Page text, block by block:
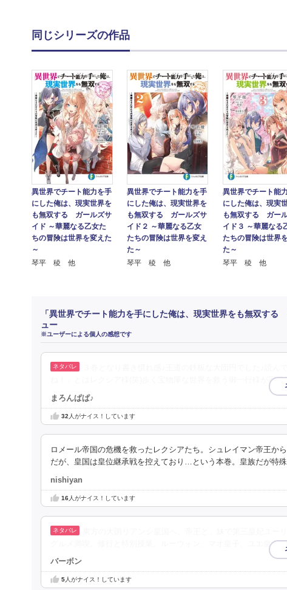
同じシリーズの作品
異世界でチート能力を手
にした俺は、現実世界を
も無双する ガールズサ
イド ～華麗なる乙女た
ちの冒険は世界を変えた
～
琴平 稜 他
異世界でチート能力を手
にした俺は、現実世界を
も無双する ガールズサ
イド２ ～華麗なる乙女
たちの冒険は世界を変え
た～
琴平 稜 他
異世界でチート能
にした俺は、現実
も無双する ガー
イド３ ～華麗なる
たちの冒険は世界
た～
琴平 稜 他
「異世界でチート能力を手にした俺は、現実世界をも無双す
ュー
※ユーザーによる個人の感想です
ね！」とはレクシア様(笑)歩く宝物庫な世界を救う御一行様が家庭
まろんぱぱ♪
32 人がナイス！しています
ロメール帝国の危機を救ったレクシアたち。シュレイマン帝王か
だが、皇国は皇位継承戦を控えており…という本巻。皇族だが特
nishiyan
16人がナイス！しています
グルメ満喫。修行と特別授業。ルーウォン、マオ皇子、ユエ皇女
バーボン
5人がナイス！しています